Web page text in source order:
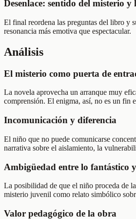
Desenlace: sentido del misterio
El final reordena las preguntas del libro y
resonancia más emotiva que espectacular.
Análisis
El misterio como puerta de
La novela aprovecha un arranque muy
comprensión. El enigma, así, no es un fin
Incomunicación y diferencia
El niño que no puede comunicarse
narrativa sobre el aislamiento, la
Ambigüedad entre lo fantástico
La posibilidad de que el niño proceda de
misterio juvenil como relato simbólico
Valor pedagógico de la obra